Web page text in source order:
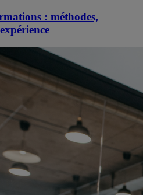
: méthodes,